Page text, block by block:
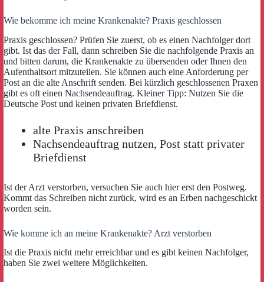
Wie bekomme ich meine Krankenakte? Praxis geschlossen
Praxis geschlossen? Prüfen Sie zuerst, ob es einen Nachfolger dort
gibt. Ist das der Fall, dann schreiben Sie die nachfolgende Praxis an
und bitten darum, die Krankenakte zu übersenden oder Ihnen den
Aufenthaltsort mitzuteilen. Sie können auch eine Anforderung per
Post an die alte Anschrift senden. Bei kürzlich geschlossenen Praxen
gibt es oft einen Nachsendeauftrag. Kleiner Tipp: Nutzen Sie die
Deutsche Post und keinen privaten Briefdienst.
alte Praxis anschreiben
Nachsendeauftrag nutzen, Post statt privater
Briefdienst
Ist der Arzt verstorben, versuchen Sie auch hier erst den Postweg.
Kommt das Schreiben nicht zurück, wird es an Erben nachgeschickt
worden sein.
Wie komme ich an meine Krankenakte? Arzt verstorben
Ist die Praxis nicht mehr erreichbar und es gibt keinen Nachfolger,
haben Sie zwei weitere Möglichkeiten.